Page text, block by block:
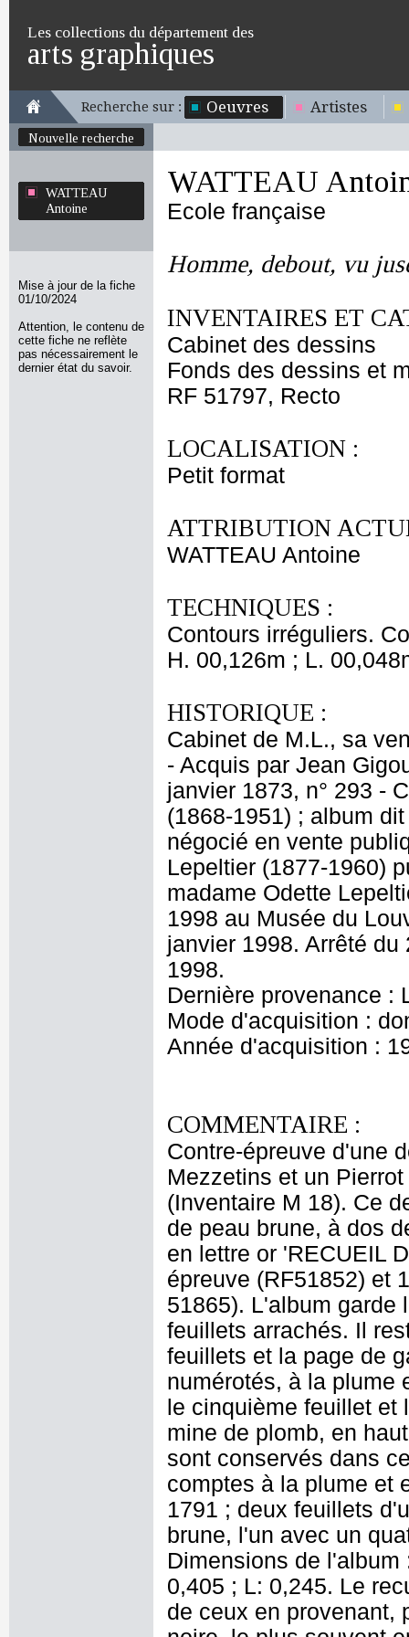
Les collections du département des
arts graphiques
Recherche sur : Oeuvres Artistes
Nouvelle recherche
WATTEAU
Antoine
Mise à jour de la fiche
01/10/2024
Attention, le contenu de
cette fiche ne reflète
pas nécessairement le
dernier état du savoir.
WATTEAU
Ecole française
Homme, debout, vu
INVENTAIRES ET
Cabinet des dessins
Fonds des dessins et
RF 51797, Recto
LOCALISATION :
Petit format
ATTRIBUTION
WATTEAU Antoine
TECHNIQUES :
Contours irréguliers.
H. 00,126m ; L.
HISTORIQUE :
Cabinet de M.L., sa
- Acquis par Jean
janvier 1873, n° 293 -
(1868-1951) ; album
négocié en vente
Lepeltier (1877-1960)
madame Odette
1998 au Musée du
janvier 1998. Arrêté
1998.
Dernière provenance :
Mode d'acquisition :
Année d'acquisition :
COMMENTAIRE :
Contre-épreuve d'une
Mezzetins et un
(Inventaire M 18). Ce
de peau brune, à dos
en lettre or 'RECUEIL
épreuve (RF51852) et
51865). L'album garde
feuillets arrachés. Il
feuillets et la page de
numérotés, à la plume
le cinquième feuillet
mine de plomb, en
sont conservés dans
comptes à la plume et
1791 ; deux feuillets
brune, l'un avec un
Dimensions de
0,405 ; L: 0,245. Le
de ceux en provenant,